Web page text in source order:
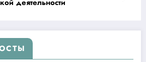
деятельности